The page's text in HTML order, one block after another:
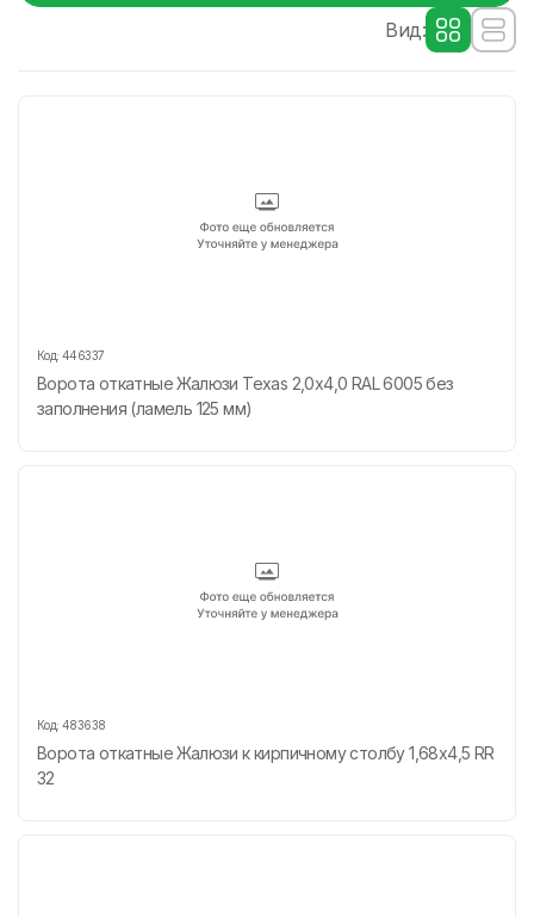
Вид:
Код: 446337
Ворота откатные Жалюзи Texas 2,0х4,0 RAL 6005 без
заполнения (ламель 125 мм)
Код: 483638
Ворота откатные Жалюзи к кирпичному столбу 1,68х4,5 RR
32